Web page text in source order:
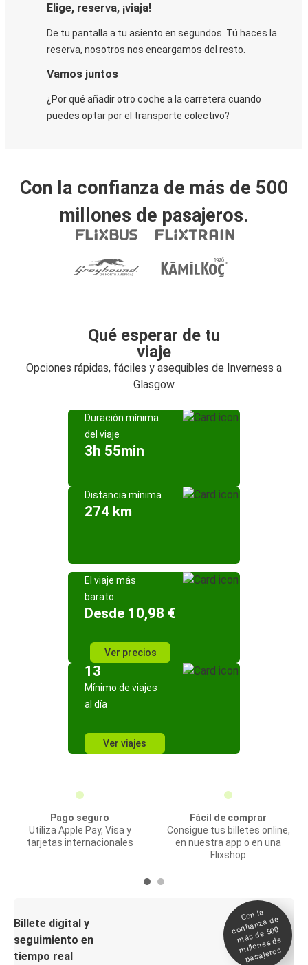
Elige, reserva, ¡viaja!
De tu pantalla a tu asiento en segundos. Tú haces la
reserva, nosotros nos encargamos del resto.
Vamos juntos
¿Por qué añadir otro coche a la carretera cuando
puedes optar por el transporte colectivo?
Con la confianza de más de 500
millones de pasajeros.
Qué esperar de tu
viaje
Opciones rápidas, fáciles y asequibles de Inverness a
Glasgow
Duración mínima
del viaje
3h 55min
Distancia mínima
274 km
El viaje más
barato
Desde 10,98 €
Ver precios
13
Mínimo de viajes
al día
Ver viajes
Pago seguro
Utiliza Apple Pay, Visa y
tarjetas internacionales
Fácil de comprar
Consigue tus billetes online,
en nuestra app o en una
Flixshop
Billete digital y
seguimiento en
tiempo real
Con la
confianza de
más de 500
millones de
pasajeros